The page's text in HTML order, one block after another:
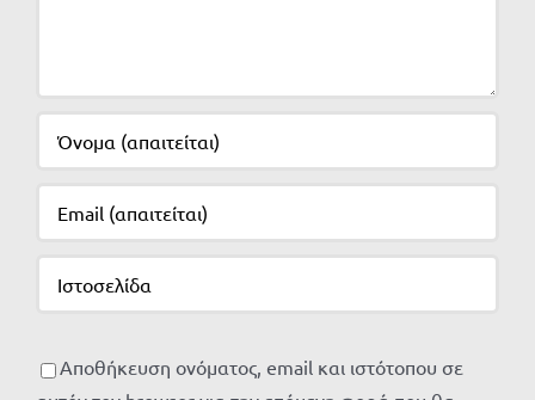
Αποθήκευση ονόματος, email και ιστότοπου σε